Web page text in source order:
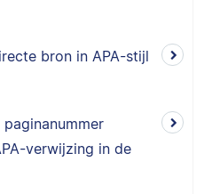
bron in APA-stijl
verwijzing in de